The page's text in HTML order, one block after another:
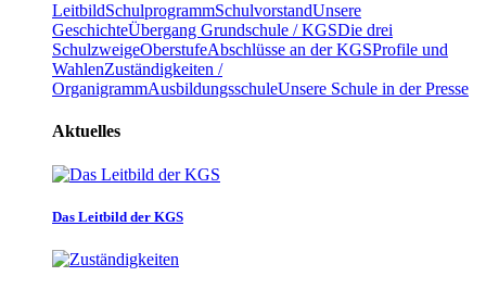
LeitbildSchulprogrammSchulvorstandUnsere
GeschichteÜbergang Grundschule / KGSDie drei
SchulzweigeOberstufeAbschlüsse an der KGSProfile und
WahlenZuständigkeiten /
OrganigrammAusbildungsschuleUnsere Schule in der Presse
Aktuelles
Das Leitbild der KGS